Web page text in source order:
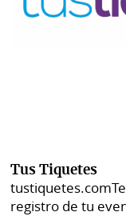
Tus Tiquetes
tustiquetes.com
registro de tu